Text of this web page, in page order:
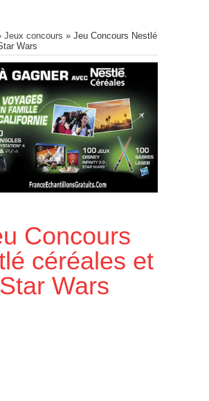
Jeux concours » Jeu Concours Nestlé
Wars
Concours
céréales et
Star Wars